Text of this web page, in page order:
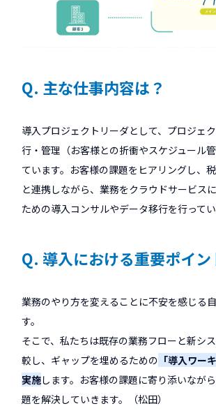
Q. 主な仕事内容は？
導入プロジェクトリーダとして、プロジェ
行・管理（お客様との折衝やスケジュール
ています。お客様の課題をヒアリングし、
と連携しながら、業務をクラウドサービス
ための導入コンサルやデータ移行を行ってい
Q. 導入における重要ポイン
業務のやり方を変えることに不安を感じる
す。
そこで、私たちは既存の業務フローと新シ
較し、ギャップを埋めるための 「導入ワー
実施します。お客様の課題に寄り添いなが
題を解決していきます。（松田）